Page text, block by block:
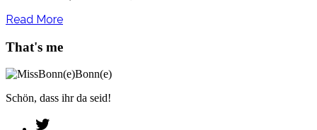
Read More
That's me
Schön, dass ihr da seid!